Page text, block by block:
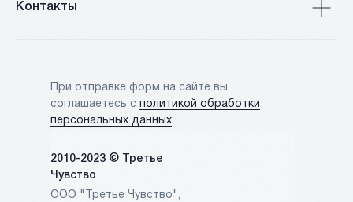
Контакты
При отправке форм на сайте вы
соглашаетесь с политикой обработки
персональных данных
2010-2023 © Третье
Чувство
ООО "Третье Чувство",